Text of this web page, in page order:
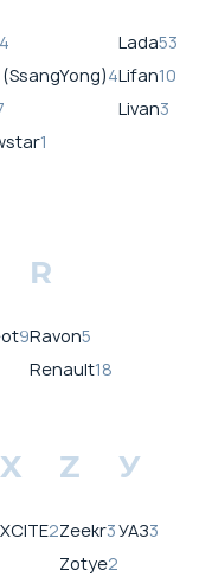
4
(SsangYong)4
1
Lada53
Lifan10
Livan3
9
R
Ravon5
Renault18
X
XCITE2
Z
Zeekr3
Zotye2
У
УАЗ3